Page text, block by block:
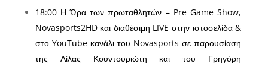
18:00 Η Ώρα των πρωταθλητών – Pre Game Show,
Novasports2HD και διαθέσιμη LIVE στην ιστοσελίδα &
στο YouTube κανάλι του Novasports σε παρουσίαση
της Λίλας Κουντουριώτη και του Γρηγόρη